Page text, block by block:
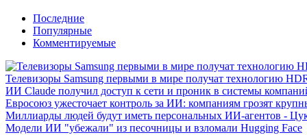
Последние
Популярные
Комментируемые
Телевизоры Samsung первыми в мире получат технологию
ИИ Claude получил доступ к сети и проник в системы
Евросоюз ужесточает контроль за ИИ: компаниям грозят
Миллиарды людей будут иметь персональных ИИ-агентов -
Модели ИИ "убежали" из песочницы и взломали Hugging Face